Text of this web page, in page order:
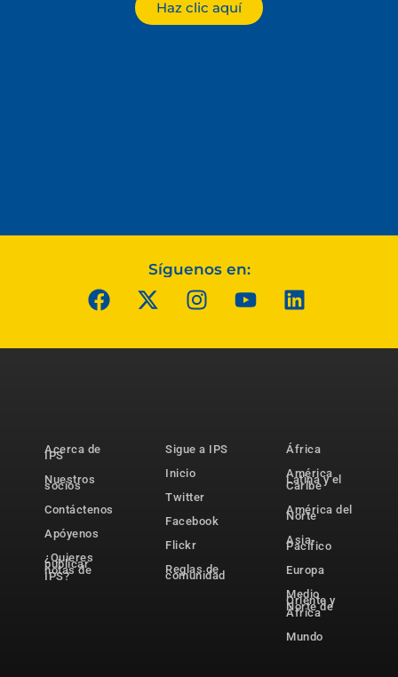
Haz clic aquí
Síguenos en:
Acerca de
IPS
Nuestros
socios
Contáctenos
Apóyenos
¿Quieres
publicar
notas de
IPS?
Sigue a IPS
Inicio
Twitter
Facebook
Flickr
Reglas de
comunidad
África
América
Latina y el
Caribe
América del
Norte
Asia-
Pacífico
Europa
Medio
Oriente y
Norte de
África
Mundo